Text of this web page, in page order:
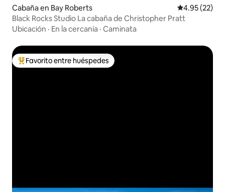
Cabaña en Bay Roberts Calificación
4.95 (22)
Black Rocks Studio La cabaña de Christopher Pratt
Ubicación · En la cercanía · Caminata
Favorito entre huéspedes preferido
Favorito entre huéspedes